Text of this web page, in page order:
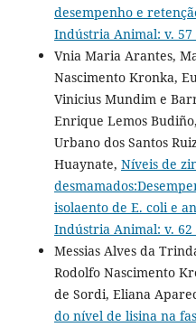
desempenho e
Indústria Animal: v. 57
Vnia Maria Arantes,
Nascimento Kronka,
Vinicius Mundim e
Enrique Lemos
Urbano dos Santos
Huaynate, Níveis de
isolaento de E. coli e
Indústria Animal: v. 62
Messias Alves da
Rodolfo Nascimento
de Sordi, Eliana
do nível de lisina na